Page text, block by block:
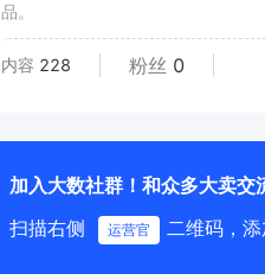
品。
内容 228 粉丝 0
加入大数社群！和众多大卖交
扫描右侧
运营官 二维码，